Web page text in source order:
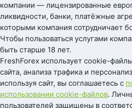
компании — лицензированные
ликвидности, банки, платёжные
которыми компания сотрудничает
Чтобы пользоваться услугами
быть старше 18 лет.
FreshForex использует cookie-
сайта, анализа трафика и
используя сайт, вы соглашаетесь с
использовании cookie-файлов.
пользователей защищены в